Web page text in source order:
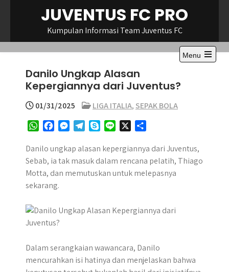
JUVENTUS FC PRO
Kumpulan Informasi Team Juventus FC
Menu
Open
Danilo Ungkap Alasan
Kepergiannya dari Juventus?
01/31/2025 LIGA ITALIA, SEPAK BOLA
W
a
t
s
A
c
e
b
o
o
s
s
e
r
l
e
g
y
p
e
n
e
a
r
e
Danilo ungkap alasan kepergiannya dari Juventus,
Sebab, ia tak masuk dalam rencana pelatih, Thiago
Motta, dan memutuskan untuk melepasnya
sekarang.
​Dalam serangkaian wawancara, Danilo
mencurahkan isi hatinya dan menjelaskan bahwa